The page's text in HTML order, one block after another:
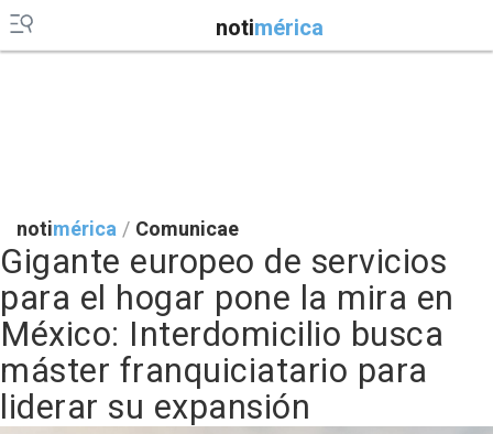
notimérica
notimérica/ Comunicae
Gigante europeo de servicios
para el hogar pone la mira en
México: Interdomicilio busca
máster franquiciatario para
liderar su expansión